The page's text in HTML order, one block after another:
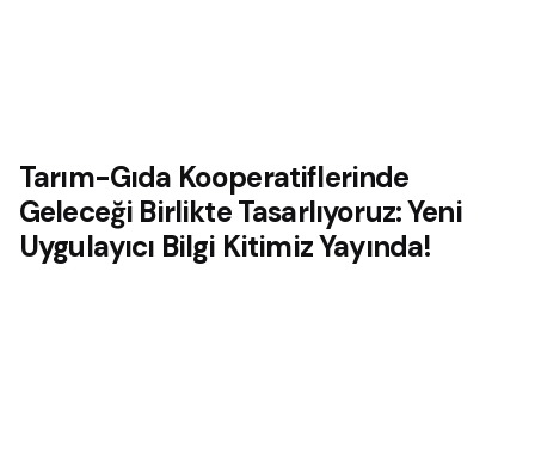
Tarım-Gıda Kooperatiflerinde
Geleceği Birlikte Tasarlıyoruz: Yeni
Uygulayıcı Bilgi Kitimiz Yayında!